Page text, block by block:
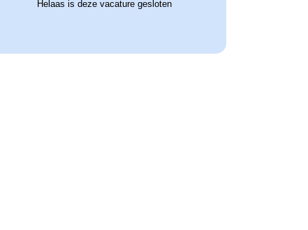
Helaas is deze vacature gesloten